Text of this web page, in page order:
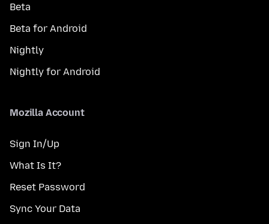
Beta
Beta for Android
Nightly
Nightly for Android
Mozilla Account
Sign In/Up
What Is It?
Reset Password
Sync Your Data